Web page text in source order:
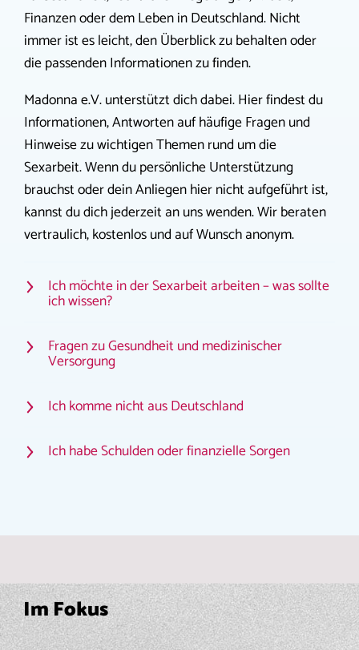
Finanzen oder dem Leben in Deutschland. Nicht
immer ist es leicht, den Überblick zu behalten oder
die passenden Informationen zu finden.
Madonna e.V. unterstützt dich dabei. Hier findest du
Informationen, Antworten auf häufige Fragen und
Hinweise zu wichtigen Themen rund um die
Sexarbeit. Wenn du persönliche Unterstützung
brauchst oder dein Anliegen hier nicht aufgeführt ist,
kannst du dich jederzeit an uns wenden. Wir beraten
vertraulich, kostenlos und auf Wunsch anonym.
Ich möchte in der Sexarbeit arbeiten – was sollte
ich wissen?
Fragen zu Gesundheit und medizinischer
Versorgung
Ich komme nicht aus Deutschland
Ich habe Schulden oder finanzielle Sorgen
Im Fokus